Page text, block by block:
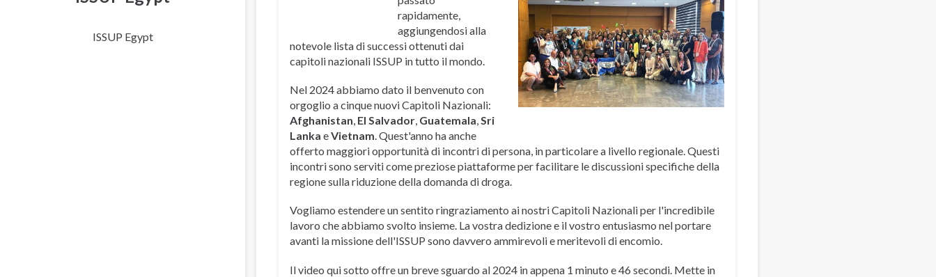
ISSUP Egypt
rapidamente,
aggiungendosi alla
notevole lista di successi ottenuti dai
capitoli nazionali ISSUP in tutto il mondo.
Nel 2024 abbiamo dato il benvenuto con
orgoglio a cinque nuovi Capitoli Nazionali:
Afghanistan, El Salvador, Guatemala,Sri
Lanka eVietnam. Quest'anno ha anche
offerto maggiori opportunità di incontri di persona, in particolare a livello regionale. Questi
incontri sono serviti come preziose piattaforme per facilitare le discussioni specifiche della
regione sulla riduzione della domanda di droga.
Vogliamo estendere un sentito ringraziamento ai nostri Capitoli Nazionali per l'incredibile
lavoro che abbiamo svolto insieme. La vostra dedizione e il vostro entusiasmo nel portare
avanti la missione dell'ISSUP sono davvero ammirevoli e meritevoli di encomio.
Il video qui sotto offre un breve sguardo al 2024 in appena 1 minuto e 46 secondi. Mette in